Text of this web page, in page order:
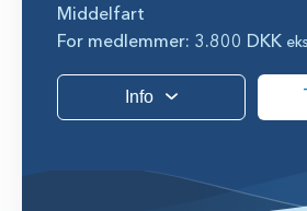
Middelfart
For medlemmer: 3.800 DKK
Info